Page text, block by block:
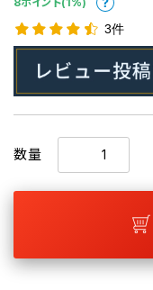
3件
数量